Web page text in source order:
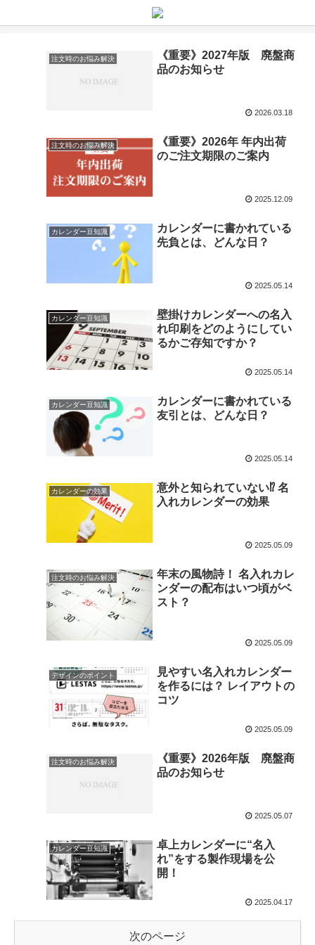
注文時のお悩み解決
《重要》2027年版 廃盤商
品のお知らせ
2026.03.18
注文時のお悩み解決
《重要》2026年 年内出荷
のご注文期限のご案内
2025.12.09
カレンダー豆知識
カレンダーに書かれている
先負とは、どんな日？
2025.05.14
カレンダー豆知識
壁掛けカレンダーへの名入
れ印刷をどのようにしてい
るかご存知ですか？
2025.05.14
カレンダー豆知識
カレンダーに書かれている
友引とは、どんな日？
2025.05.14
カレンダーの効果
意外と知られていない⁉️ 名
入れカレンダーの効果
2025.05.09
注文時のお悩み解決
年末の風物詩！ 名入れカレ
ンダーの配布はいつ頃がベ
スト？
2025.05.09
デザインのポイント
見やすい名入れカレンダー
を作るには？ レイアウトの
コツ
2025.05.09
注文時のお悩み解決
《重要》2026年版 廃盤商
品のお知らせ
2025.05.07
カレンダー豆知識
卓上カレンダーに“名入
れ”をする製作現場を公
開！
2025.04.17
次のページ